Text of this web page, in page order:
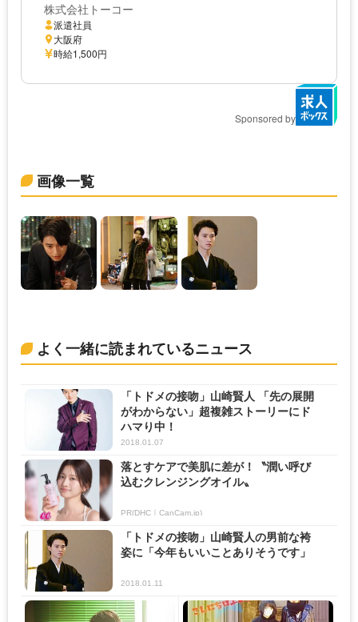
株式会社トーコー
派遣社員
大阪府
時給1,500円
Sponsored by
画像一覧
よく一緒に読まれているニュース
「トドメの接吻」山崎賢人 「先の展開
がわからない」超複雑ストーリーにド
ハマり中！
2018.01.07
落とすケアで美肌に差が！〝潤い呼び
込むクレンジングオイル〟
PR(DHC｜CanCam.jp)
「トドメの接吻」山崎賢人の男前な袴
姿に「今年もいいことありそうです」
2018.01.11